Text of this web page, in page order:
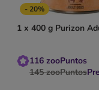
- 20%
1 x 400 g Purizon
116 zooPuntos
145 zooPuntos